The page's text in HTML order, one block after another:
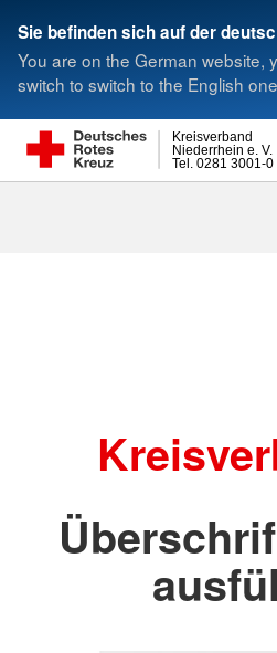
Sie befinden sich auf der
You are on the German website,
switch to switch to the English one
Tel. 0281 3001-0
Niederrhein e. V.
Kreisverband